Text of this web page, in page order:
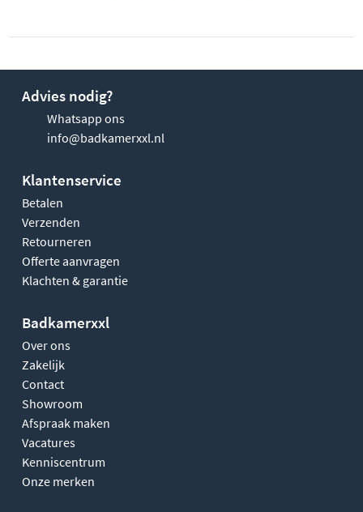
Advies nodig?
Whatsapp ons
info@badkamerxxl.nl
Klantenservice
Betalen
Verzenden
Retourneren
Offerte aanvragen
Klachten & garantie
Badkamerxxl
Over ons
Zakelijk
Contact
Showroom
Afspraak maken
Vacatures
Kenniscentrum
Onze merken